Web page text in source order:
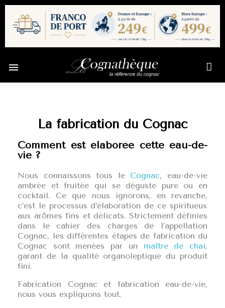

La fabrication du Cognac
Comment est élaborée cette eau-de-
vie ?
Nous connaissons tous le Cognac, eau-de-vie
ambrée et fruitée qui se déguste pure ou en
cocktail. Ce que nous ignorons, en revanche,
c’est le processus d’élaboration de ce spiritueux
aux arômes fins et délicats. Strictement définies
dans le cahier des charges de l’appellation
Cognac, les différentes étapes de fabrication du
Cognac sont menées par un maître de chai,
garant de la qualité organoleptique du produit
fini.
Fabrication Cognac et fabrication eau-de-vie,
nous vous expliquons tout.